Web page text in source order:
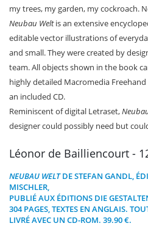
my trees, my garden, my cockroach.
Neubau Weltis an extensive
editable vector illustrations of
and small. They were created by
team. All objects shown in the book
highly detailed Macromedia
an included CD.
Reminiscent of digital Letraset,
designer could possibly need but
Léonor de Bailliencourt -
NEUBAU WELTDE STEFAN GANDL,
MISCHLER,
PUBLIÉ AUX ÉDITIONS DIE
304 PAGES, TEXTES EN ANGLAIS.
LIVRÉ AVEC UN CD-ROM. 39.90 €.